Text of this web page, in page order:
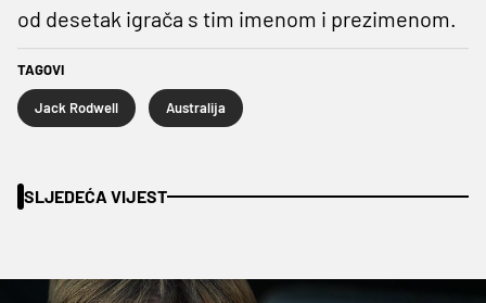
od desetak igrača s tim imenom i prezimenom.
TAGOVI
Jack Rodwell Australija
SLJEDEĆA VIJEST